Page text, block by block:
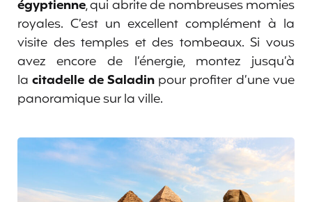
égyptienne, qui abrite de nombreuses momies
royales. C’est un excellent complément à la
visite des temples et des tombeaux. Si vous
avez encore de l’énergie, montez jusqu’à
lacitadelle de Saladinpour profiter d’une vue
panoramique sur la ville.